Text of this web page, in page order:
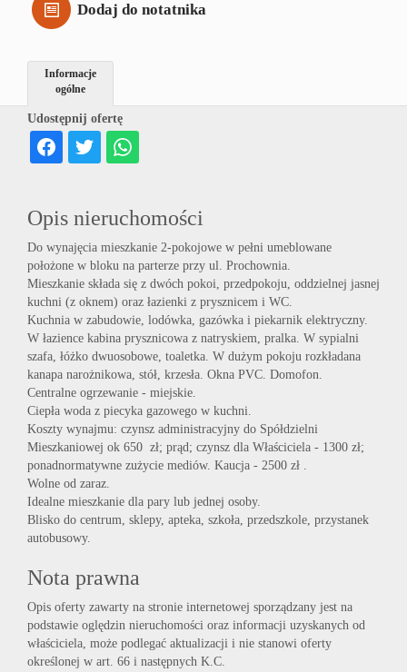
Dodaj do notatnika
Udostępnij ofertę
Informacje
ogólne
Opis nieruchomości
Do wynajęcia mieszkanie 2-pokojowe w pełni umeblowane
położone w bloku na parterze przy ul. Prochownia.
Mieszkanie składa się z dwóch pokoi, przedpokoju, oddzielnej jasnej
kuchni (z oknem) oraz łazienki z prysznicem i WC.
Kuchnia w zabudowie, lodówka, gazówka i piekarnik elektryczny.
W łazience kabina prysznicowa z natryskiem, pralka. W sypialni
szafa, łóżko dwuosobowe, toaletka. W dużym pokoju rozkładana
kanapa narożnikowa, stół, krzesła. Okna PVC. Domofon.
Centralne ogrzewanie - miejskie.
Ciepła woda z piecyka gazowego w kuchni.
Koszty wynajmu: czynsz administracyjny do Spółdzielni
Mieszkaniowej ok 650 zł; prąd; czynsz dla Właściciela - 1300 zł;
ponadnormatywne zużycie mediów. Kaucja - 2500 zł .
Wolne od zaraz.
Idealne mieszkanie dla pary lub jednej osoby.
Blisko do centrum, sklepy, apteka, szkoła, przedszkole, przystanek
autobusowy.
Nota prawna
Opis oferty zawarty na stronie internetowej sporządzany jest na
podstawie oględzin nieruchomości oraz informacji uzyskanych od
właściciela, może podlegać aktualizacji i nie stanowi oferty
określonej w art. 66 i następnych K.C.